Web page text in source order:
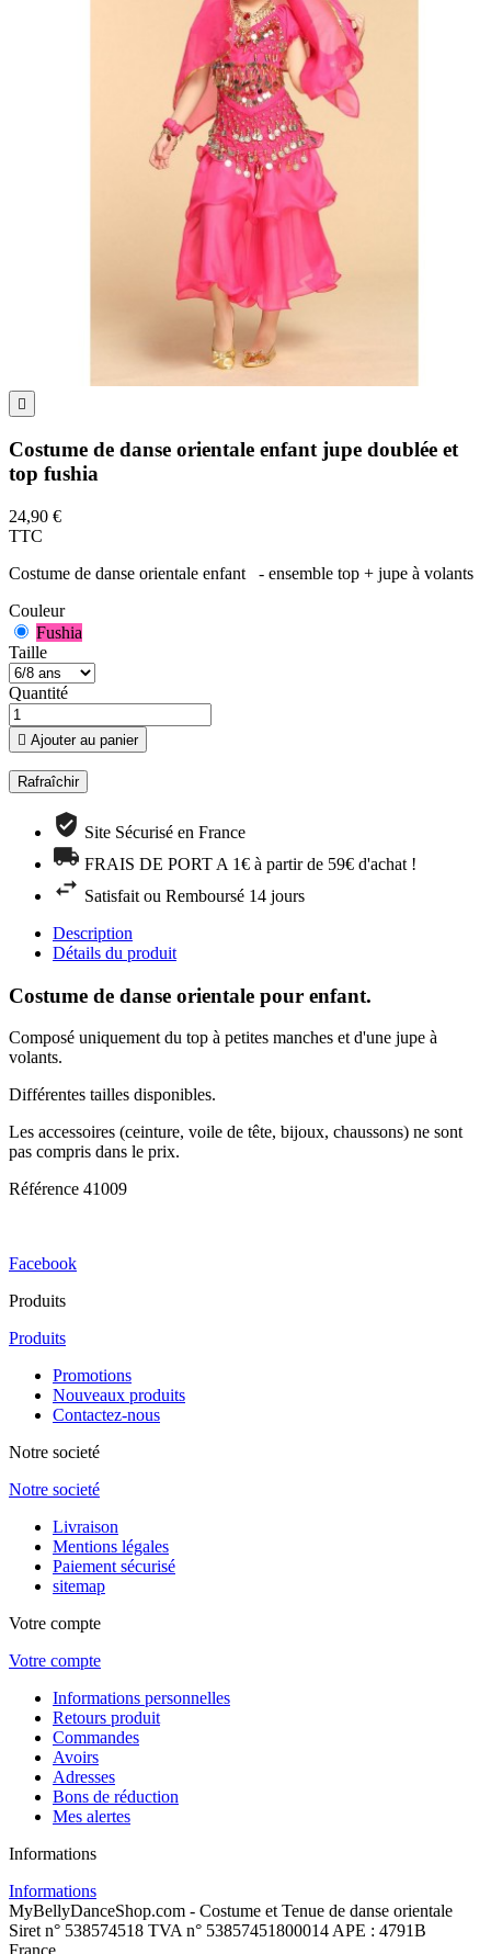

Costume de danse orientale enfant jupe doublée et
top fushia
24,90 €
TTC
Costume de danse orientale enfant - ensemble top + jupe à volants
Couleur
Fushia
Taille
Quantité
 Ajouter au panier
Site Sécurisé en France
FRAIS DE PORT A 1€ à partir de 59€ d'achat !
Satisfait ou Remboursé 14 jours
Description
Détails du produit
Costume de danse orientale pour enfant.
Composé uniquement du top à petites manches et d'une jupe à
volants.
Différentes tailles disponibles.
Les accessoires (ceinture, voile de tête, bijoux, chaussons) ne sont
pas compris dans le prix.
Référence 41009
Facebook
Produits
Produits
Promotions
Nouveaux produits
Contactez-nous
Notre societé
Notre societé
Livraison
Mentions légales
Paiement sécurisé
sitemap
Votre compte
Votre compte
Informations personnelles
Retours produit
Commandes
Avoirs
Adresses
Bons de réduction
Mes alertes
Informations
Informations
MyBellyDanceShop.com - Costume et Tenue de danse orientale
Siret n° 538574518 TVA n° 53857451800014 APE : 4791B